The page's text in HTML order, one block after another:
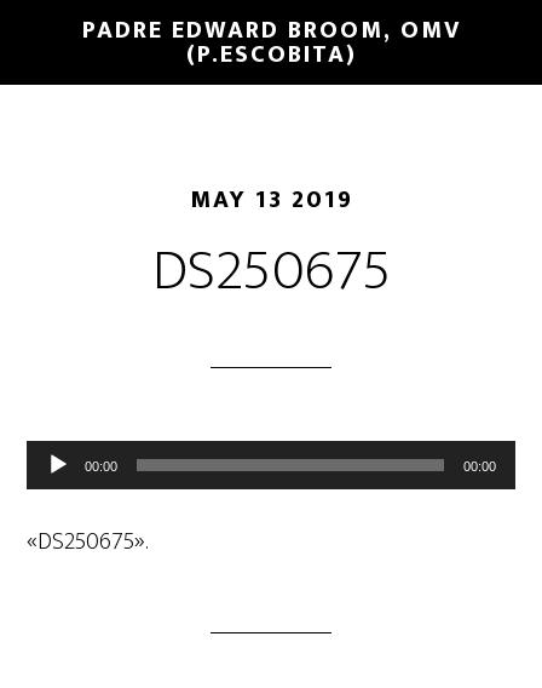
PADRE EDWARD BROOM, OMV
(P.ESCOBITA)
MAY 13 2019
DS250675
Reproductor
de
audio
00:00 00:00
«DS250675».